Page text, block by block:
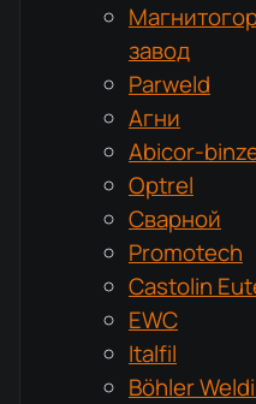
завод
Parweld
Агни
Abicor-
Optrel
Сварной
Promotech
Castolin
EWC
Italfil
Böhler